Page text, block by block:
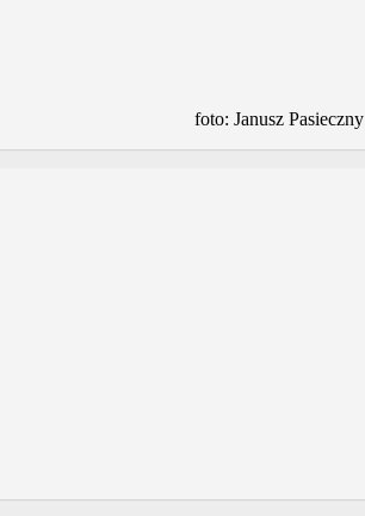
foto: Janusz Pasieczny